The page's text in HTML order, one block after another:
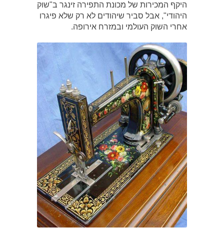
היקף המכירות של מכונת התפירה זינגר ב"שוק
היהודי", אבל סביר שיהודים לא רק שלא פיגרו
אחרי השוק העולמי ובמזרח אירופה.